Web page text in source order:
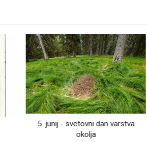
5. junij - svetovni dan varstva
okolja